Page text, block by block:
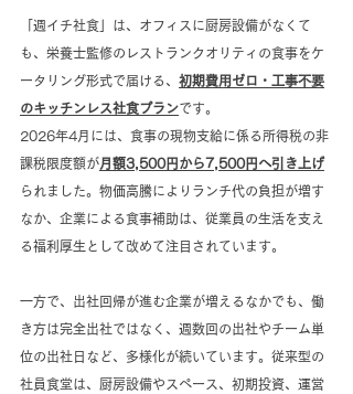
「週イチ社食」は、オフィスに厨房設備がなくて
も、栄養士監修のレストランクオリティの食事をケ
ータリング形式で届ける、 初期費用ゼロ・工事不要
のキッチンレス社食プランです。
2026年4月には、食事の現物支給に係る所得税の非
課税限度額が月額3,500円から7,500円へ引き上げ
られました。物価高騰によりランチ代の負担が増す
なか、企業による食事補助は、従業員の生活を支え
る福利厚生として改めて注目されています。
一方で、出社回帰が進む企業が増えるなかでも、働
き方は完全出社ではなく、週数回の出社やチーム単
位の出社日など、多様化が続いています。従来型の
社員食堂は、厨房設備やスペース、初期投資、運営